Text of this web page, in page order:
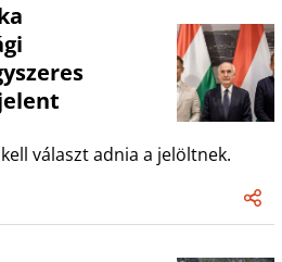
választ adnia a jelöltnek.